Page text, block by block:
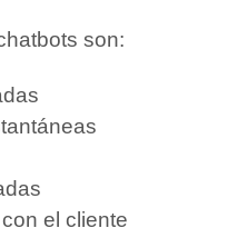
son:
el cliente